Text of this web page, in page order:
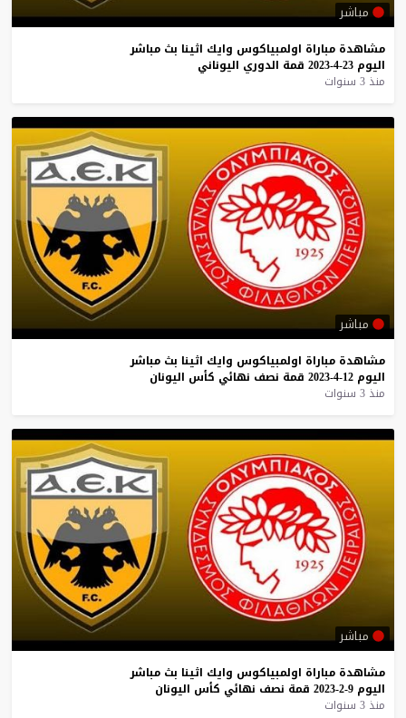
مباشر
مشاهدة مباراة اولمبياكوس وايك اثينا بث مباشر
اليوم 23-4-2023 قمة الدوري اليوناني
منذ 3 سنوات
مباشر
مشاهدة مباراة اولمبياكوس وايك اثينا بث مباشر
اليوم 12-4-2023 قمة نصف نهائي كأس اليونان
منذ 3 سنوات
مباشر
مشاهدة مباراة اولمبياكوس وايك اثينا بث مباشر
اليوم 9-2-2023 قمة نصف نهائي كأس اليونان
منذ 3 سنوات